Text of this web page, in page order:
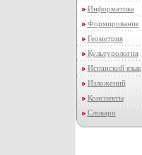
Информатика
Формирование
Геометрия
Культурология
Испанский язык
Изложений
Конспекты
Словари